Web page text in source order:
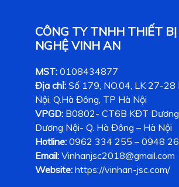
CÔNG TY TNHH THIẾT BỊ
NGHỆ VINH AN
MST: 0108434877
Địa chỉ: Số 179, NO.04, LK 27-28
Nội, Q.Hà Đông, TP Hà Nội
VPGD: B0802- CT6B KĐT
Dương Nội- Q. Hà Đông – Hà Nội
Hotline: 0962 334 255 – 0948
Email: Vinhanjsc2018@gmail.com
Website: https://vinhan-jsc.com/